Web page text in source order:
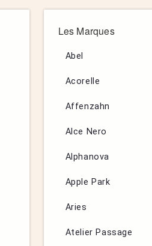
Les Marques
Abel
Acorelle
Affenzahn
Alce Nero
Alphanova
Apple Park
Aries
Atelier Passage